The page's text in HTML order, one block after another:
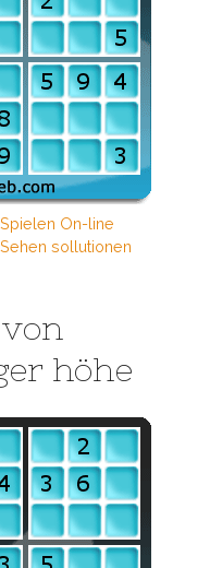
Spielen On-line
Sehen sollutionen
höhe